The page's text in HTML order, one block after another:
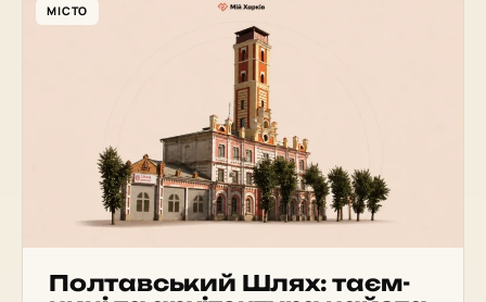
МІСТО
Пол­тав­ський Шлях: та­єм­